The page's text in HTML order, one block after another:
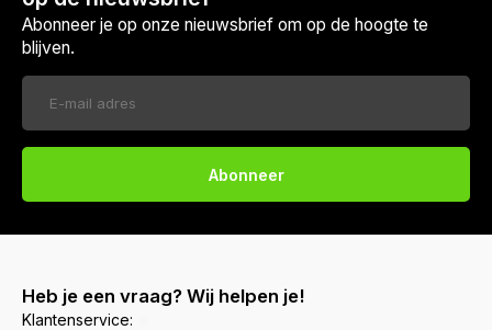
Abonneer je op onze nieuwsbrief om op de hoogte te
blijven.
Abonneer
Heb je een vraag? Wij helpen je!
Klantenservice: